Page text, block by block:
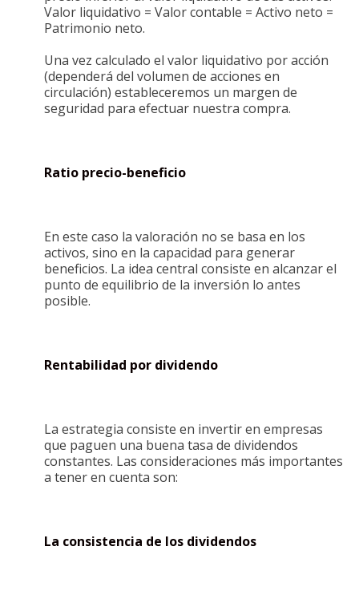
Valor liquidativo = Valor contable = Activo neto =
Patrimonio neto.
Una vez calculado el valor liquidativo por acción
(dependerá del volumen de acciones en
circulación) estableceremos un margen de
seguridad para efectuar nuestra compra.
Ratio precio-beneficio
En este caso la valoración no se basa en los
activos, sino en la capacidad para generar
beneficios. La idea central consiste en alcanzar el
punto de equilibrio de la inversión lo antes
posible.
Rentabilidad por dividendo
La estrategia consiste en invertir en empresas
que paguen una buena tasa de dividendos
constantes. Las consideraciones más importantes
a tener en cuenta son:
La consistencia de los dividendos